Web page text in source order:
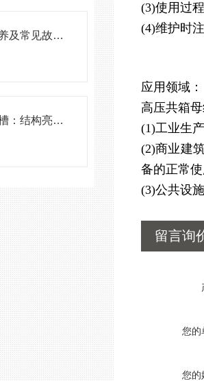
插接式母线槽维护保养及常见故障处理指南
探秘高压耐火型母线槽：结构亮点与实用效能
(3)使用过
(4)维护时
应用领域：
高压共箱
(1)工业生
(2)商业建
备的正常使
(3)公共设
留言询
您的
您的